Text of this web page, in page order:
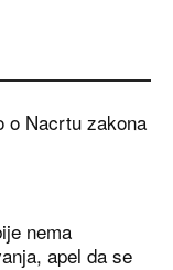
o Nacrtu zakona
nema
apel da se